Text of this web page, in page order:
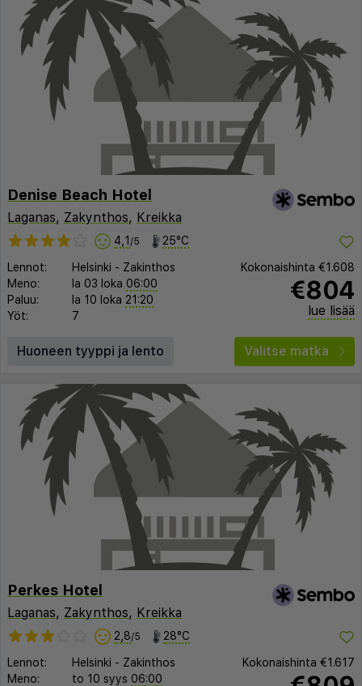
Denise Beach Hotel
Laganas, Zakynthos, Kreikka
4,1 /5 25°C
Lennot: Helsinki - Zakinthos
Meno:
la 03 loka 06:00
Paluu:
la 10 loka 21:20
Yöt:
7
Kokonaishinta €1.608
€804
lue lisää
Huoneen tyyppi ja lento Valitse matka
Perkes Hotel
Laganas, Zakynthos, Kreikka
2,8/5 28°C
Lennot: Helsinki - Zakinthos
Meno:
to 10 syys 06:00
Kokonaishinta €1.617